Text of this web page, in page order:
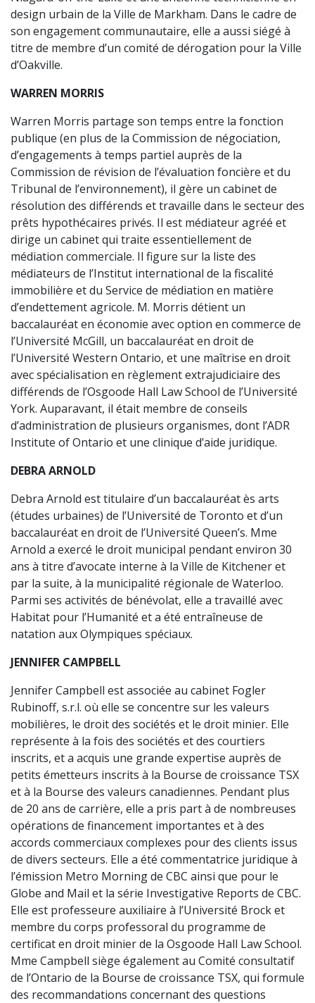
design urbain de la Ville de Markham. Dans le cadre de
son engagement communautaire, elle a aussi siégé à
titre de membre d’un comité de dérogation pour la Ville
d’Oakville.
WARREN MORRIS
Warren Morris partage son temps entre la fonction
publique (en plus de la Commission de négociation,
d’engagements à temps partiel auprès de la
Commission de révision de l’évaluation foncière et du
Tribunal de l’environnement), il gère un cabinet de
résolution des différends et travaille dans le secteur des
prêts hypothécaires privés. Il est médiateur agréé et
dirige un cabinet qui traite essentiellement de
médiation commerciale. Il figure sur la liste des
médiateurs de l’Institut international de la fiscalité
immobilière et du Service de médiation en matière
d’endettement agricole. M. Morris détient un
baccalauréat en économie avec option en commerce de
l’Université McGill, un baccalauréat en droit de
l’Université Western Ontario, et une maîtrise en droit
avec spécialisation en règlement extrajudiciaire des
différends de l’Osgoode Hall Law School de l’Université
York. Auparavant, il était membre de conseils
d’administration de plusieurs organismes, dont l’ADR
Institute of Ontario et une clinique d’aide juridique.
DEBRA ARNOLD
Debra Arnold est titulaire d’un baccalauréat ès arts
(études urbaines) de l’Université de Toronto et d’un
baccalauréat en droit de l’Université Queen’s. Mme
Arnold a exercé le droit municipal pendant environ 30
ans à titre d’avocate interne à la Ville de Kitchener et
par la suite, à la municipalité régionale de Waterloo.
Parmi ses activités de bénévolat, elle a travaillé avec
Habitat pour l’Humanité et a été entraîneuse de
natation aux Olympiques spéciaux.
JENNIFER CAMPBELL
Jennifer Campbell est associée au cabinet Fogler
Rubinoff, s.r.l. où elle se concentre sur les valeurs
mobilières, le droit des sociétés et le droit minier. Elle
représente à la fois des sociétés et des courtiers
inscrits, et a acquis une grande expertise auprès de
petits émetteurs inscrits à la Bourse de croissance TSX
et à la Bourse des valeurs canadiennes. Pendant plus
de 20 ans de carrière, elle a pris part à de nombreuses
opérations de financement importantes et à des
accords commerciaux complexes pour des clients issus
de divers secteurs. Elle a été commentatrice juridique à
l’émission Metro Morning de CBC ainsi que pour le
Globe and Mail et la série Investigative Reports de CBC.
Elle est professeure auxiliaire à l’Université Brock et
membre du corps professoral du programme de
certificat en droit minier de la Osgoode Hall Law School.
Mme Campbell siège également au Comité consultatif
de l’Ontario de la Bourse de croissance TSX, qui formule
des recommandations concernant des questions